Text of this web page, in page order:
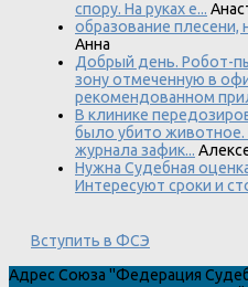
спору. На руках е...
образование плесени,
Анна
Добрый день. Робот-
зону отмеченную в
рекомендованном
В клинике
было убито животное.
журнала зафик...
Нужна Судебная
Интересуют сроки и
Вступить в ФСЭ
Адрес Союза "Федерация